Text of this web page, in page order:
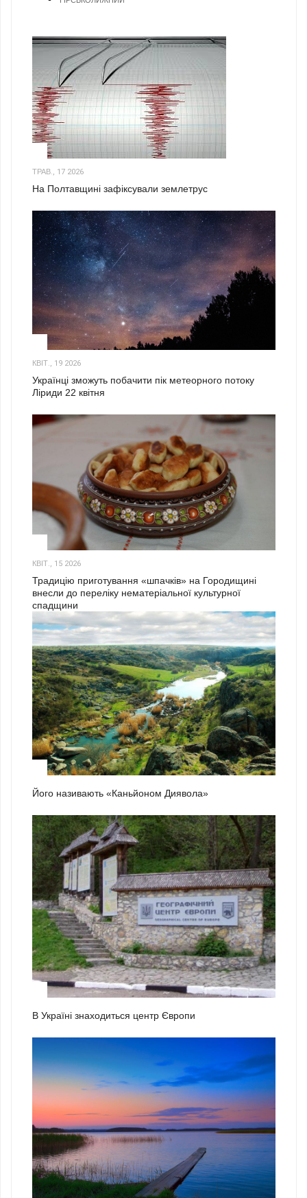
ТРАВ., 17 2026
На Полтавщині зафіксували землетрус
КВІТ., 19 2026
Українці зможуть побачити пік метеорного потоку
Ліриди 22 квітня
КВІТ., 15 2026
Традицію приготування «шпачків» на Городищині
внесли до переліку нематеріальної культурної
спадщини
Його називають «Каньйоном Диявола»
В Україні знаходиться центр Європи